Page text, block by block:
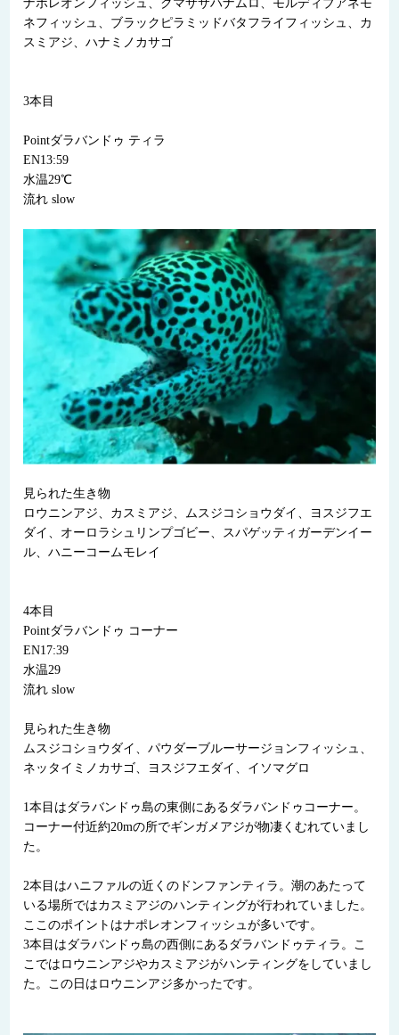
ナポレオンフィッシュ、クマササハナムロ、モルディブアネモ
ネフィッシュ、ブラックピラミッドバタフライフィッシュ、カ
スミアジ、ハナミノカサゴ
3本目
Pointダラバンドゥ ティラ
EN13:59
水温29℃
流れ slow
見られた生き物
ロウニンアジ、カスミアジ、ムスジコショウダイ、ヨスジフエ
ダイ、オーロラシュリンプゴビー、スパゲッティガーデンイー
ル、ハニーコームモレイ
4本目
Pointダラバンドゥ コーナー
EN17:39
水温29
流れ slow
見られた生き物
ムスジコショウダイ、パウダーブルーサージョンフィッシュ、
ネッタイミノカサゴ、ヨスジフエダイ、イソマグロ
1本目はダラバンドゥ島の東側にあるダラバンドゥコーナー。
コーナー付近約20mの所でギンガメアジが物凄くむれていまし
た。
2本目はハニファルの近くのドンファンティラ。潮のあたって
いる場所ではカスミアジのハンティングが行われていました。
ここのポイントはナポレオンフィッシュが多いです。
3本目はダラバンドゥ島の西側にあるダラバンドゥティラ。こ
こではロウニンアジやカスミアジがハンティングをしていまし
た。この日はロウニンアジ多かったです。